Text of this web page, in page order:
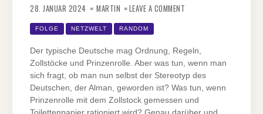
28. JANUAR 2024 MARTIN LEAVE A COMMENT
ALMAN?
FOLGE NETZWELT RANDOM
Der typische Deutsche mag Ordnung, Regeln,
Zollstöcke und Prinzenrolle. Aber was tun, wenn man
sich fragt, ob man nun selbst der Stereotyp des
Deutschen, der Alman, geworden ist? Was tun, wenn
Prinzenrolle mit dem Zollstock gemessen und